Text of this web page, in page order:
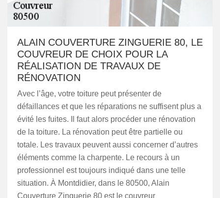
ALAIN COUVERTURE ZINGUERIE 80, LE
COUVREUR DE CHOIX POUR LA
RÉALISATION DE TRAVAUX DE
RÉNOVATION
Avec l’âge, votre toiture peut présenter de
défaillances et que les réparations ne suffisent plus a
évité les fuites. Il faut alors procéder une rénovation
de la toiture. La rénovation peut être partielle ou
totale. Les travaux peuvent aussi concerner d’autres
éléments comme la charpente. Le recours à un
professionnel est toujours indiqué dans une telle
situation. À Montdidier, dans le 80500, Alain
Couverture Zinguerie 80 est le couvreur